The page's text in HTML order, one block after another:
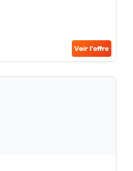
Voir l’offre